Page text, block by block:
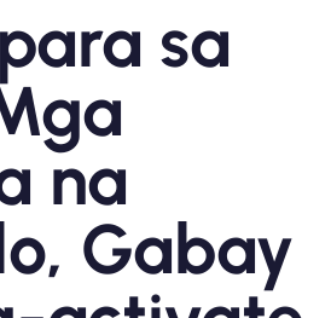
Plano sa Tindahan
sa
na
Gabay